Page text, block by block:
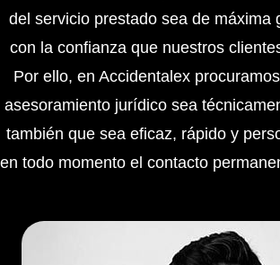
del servicio prestado sea de máxima
con la confianza que nuestros
Por ello, en Accidentalex
asesoramiento jurídico sea
también que sea eficaz, rápido y
en todo momento el contacto